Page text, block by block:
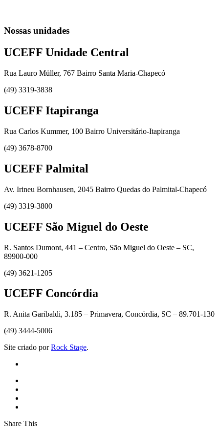
Nossas unidades
UCEFF Unidade Central
Rua Lauro Müller, 767 Bairro Santa Maria-Chapecó
(49) 3319-3838
UCEFF Itapiranga
Rua Carlos Kummer, 100 Bairro Universitário-Itapiranga
(49) 3678-8700
UCEFF Palmital
Av. Irineu Bornhausen, 2045 Bairro Quedas do Palmital-Chapecó
(49) 3319-3800
UCEFF São Miguel do Oeste
R. Santos Dumont, 441 – Centro, São Miguel do Oeste – SC,
89900-000
(49) 3621-1205
UCEFF Concórdia
R. Anita Garibaldi, 3.185 – Primavera, Concórdia, SC – 89.701-130
(49) 3444-5006
Site criado porRock Stage.
Share This